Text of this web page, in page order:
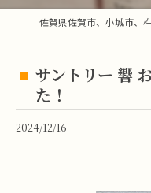
サントリー 響
た！
2024/12/16